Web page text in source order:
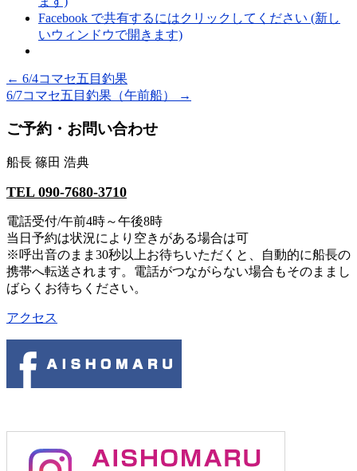
Facebook で共有するにはクリックしてください (新し
いウィンドウで開きます)
← 6/4コマセ五目釣果
6/7コマセ五目釣果（午前船）
→
ご予約・お問い合わせ
船長 篠田 浩典
TEL 090-7680-3710
電話受付/午前4時～午後8時
当日予約は状況により空きがある場合は可
※呼出音のまま30秒以上お待ちいただくと、自動的に船長の
携帯へ転送されます。電話がつながらない場合もそのままし
ばらくお待ちください。
アクセス